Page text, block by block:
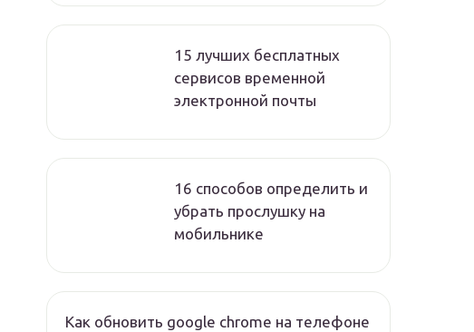
15 лучших бесплатных
сервисов временной
электронной почты
16 способов определить и
убрать прослушку на
мобильнике
Как обновить google chrome на телефоне